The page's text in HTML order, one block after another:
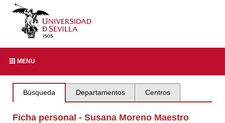
MENU
Búsqueda Departamentos Centros
Ficha personal - Susana Moreno Maestro